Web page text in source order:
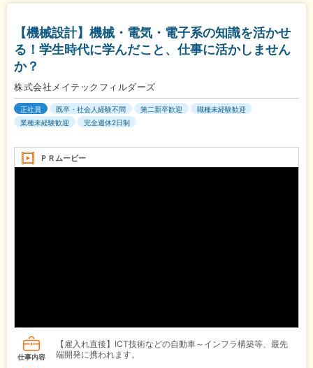
【機械設計】機械・電気・電子系の知識を活かせ
る！学生時代に学んだこと、仕事に活かしません
か？
株式会社メイテックフィルダーズ
正社員 既卒・社会人経験不問 第二新卒歓迎
職種未経験歓迎
業種未経験歓迎
完全週休2日制
ＰＲムービー
仕事内容
【雇入れ直後】ICT技術などの自動車～インフラ構築等、最先
端開発に携われます。